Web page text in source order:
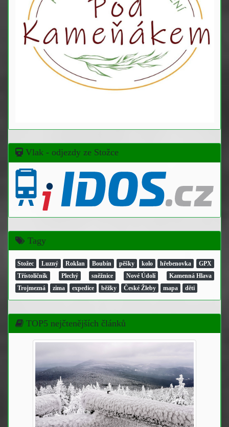
Vlak - odjezdy ze Stožce
Tagy
Stožec Luzný Roklan Boubín pěšky kolo hřebenovka
GPX
Třístoličník
Plechý sněžnice Nové Údolí
Kamenná Hlava
Trojmezná
zima expedice běžky České Žleby mapa děti
TOP5 nejčtenějších článků